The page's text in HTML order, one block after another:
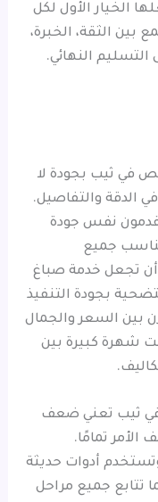
الخيار الأول لكل
الثقة، الخبرة،
التسليم النهائي.
في ثيب بجودة لا
الدقة والتفاصيل.
نفس جودة
تناسب جميع
أن تجعل خدمة صباغ
بجودة التنفيذ
بين السعر والجمال
شهرة كبيرة بين
ثيب تعني ضعف
الأمر تمامًا.
وتستخدم أدوات حديثة
تتابع جميع مراحل